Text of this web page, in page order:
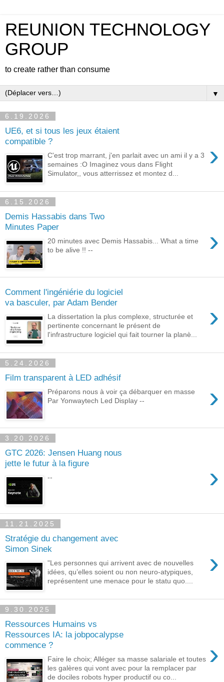
REUNION TECHNOLOGY
GROUP
to create rather than consume
▼
6.19.2026
UE6, et si tous les jeux étaient
compatible ?
›
C'est trop marrant, j'en parlait avec un ami il y a 3
semaines :O Imaginez vous dans Flight
Simulator,, vous atterrissez et montez d...
6.15.2026
Demis Hassabis dans Two
Minutes Paper
›
20 minutes avec Demis Hassabis... What a time
to be alive !! --
Comment l'ingéniérie du logiciel
va basculer, par Adam Bender
›
La dissertation la plus complexe, structurée et
pertinente concernant le présent de
l'infrastructure logiciel qui fait tourner la planè...
5.24.2026
Film transparent à LED adhésif
›
Préparons nous à voir ça débarquer en masse
Par Yonwaytech Led Display --
3.20.2026
GTC 2026: Jensen Huang nous
jette le futur à la figure
›
--
11.21.2025
Stratégie du changement avec
Simon Sinek
›
"Les personnes qui arrivent avec de nouvelles
idées, qu’elles soient ou non neuro-atypiques,
représentent une menace pour le statu quo....
9.30.2025
Ressources Humains vs
Ressources IA: la jobpocalypse
commence ?
›
Faire le choix; Alléger sa masse salariale et toutes
les galères qui vont avec pour la remplacer par
de dociles robots hyper productif ou co...